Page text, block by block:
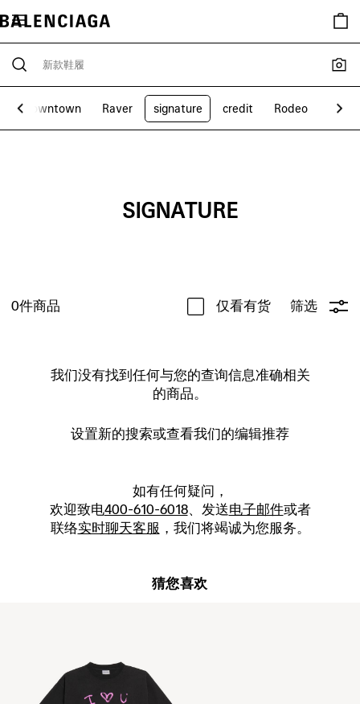
Downtown Raver signature credit Rodeo
SIGNATURE
0件商品 仅看有货 筛选
我们没有找到任何与您的查询信息准确相关
的商品。
设置新的搜索或查看我们的编辑推荐
如有任何疑问，
欢迎致电400-610-6018、发送电子邮件或者
联络实时聊天客服 ，我们将竭诚为您服务。
猜您喜欢